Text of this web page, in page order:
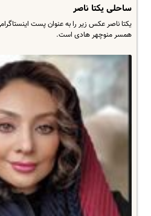
ساحلی یکتا ناصر
یکتا ناصر عکس زیر را به عنوان پست
همسر منوچهر هادی است.